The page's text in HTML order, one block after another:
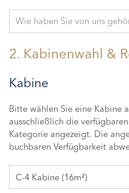
Wie haben Sie von uns
2. Kabinenwahl &
Kabine
Bitte wählen Sie eine Kabine
ausschließlich die
Kategorie angezeigt. Die
buchbaren Verfügbarkeit
C-4 Kabine (16m²)